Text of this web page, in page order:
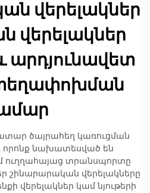
վերելակներ
վերելակներ
տեղափոխման
ծայրահեղ կառուցման
որոնք նախատեսված են
ուղղահայաց տրանսպորտը
շինարարական վերելակները
վերելակներ կամ նյութերի